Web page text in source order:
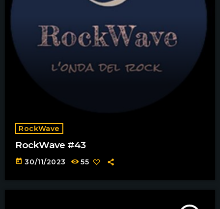
RockWave
RockWave #43
today 30/11/2023 55